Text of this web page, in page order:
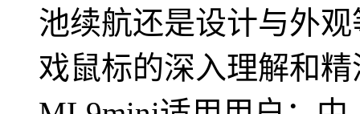
池续航还是设计与外
戏鼠标的深入理解和